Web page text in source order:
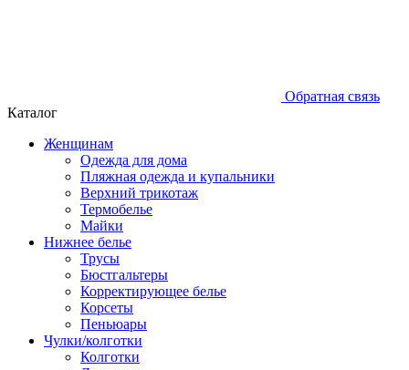
Обратная связь
Каталог
Женщинам
Одежда для дома
Пляжная одежда и купальники
Верхний трикотаж
Термобелье
Майки
Нижнее белье
Трусы
Бюстгальтеры
Корректирующее белье
Корсеты
Пеньюары
Чулки/колготки
Колготки